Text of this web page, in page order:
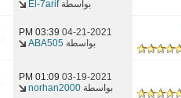
بواسطةEl-7arif
04-21-2021
03:39 PM
بواسطة ABA505
03-19-2021
01:09 PM
بواسطة norhan2000